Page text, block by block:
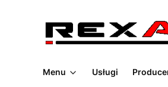
Menu Usługi